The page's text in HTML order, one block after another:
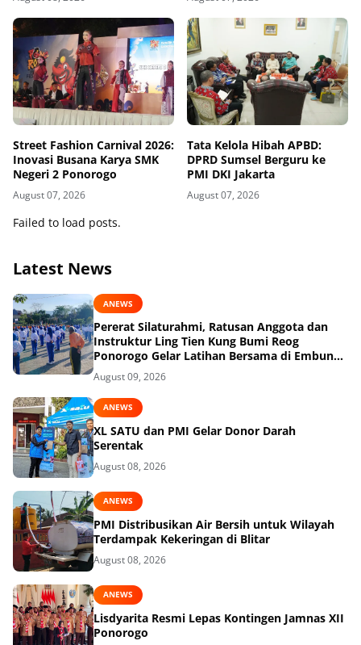
Street Fashion Carnival 2026:
Inovasi Busana Karya SMK
Negeri 2 Ponorogo
August 07, 2026
Tata Kelola Hibah APBD:
DPRD Sumsel Berguru ke
PMI DKI Jakarta
August 07, 2026
Failed to load posts.
Latest News
ANEWS
Pererat Silaturahmi, Ratusan Anggota dan
Instruktur Ling Tien Kung Bumi Reog
Ponorogo Gelar Latihan Bersama di Embung
Pakel
August 09, 2026
ANEWS
XL SATU dan PMI Gelar Donor Darah
Serentak
August 08, 2026
ANEWS
PMI Distribusikan Air Bersih untuk Wilayah
Terdampak Kekeringan di Blitar
August 08, 2026
ANEWS
Lisdyarita Resmi Lepas Kontingen Jamnas XII
Ponorogo